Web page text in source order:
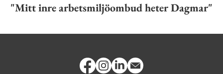
"Mitt inre arbetsmiljöombud heter Dagmar"